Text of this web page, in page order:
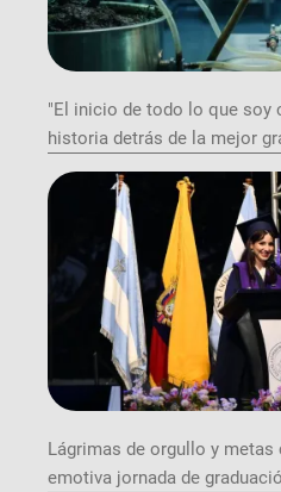
"El inicio de todo lo que soy
historia detrás de la mejor
Lágrimas de orgullo y
emotiva jornada de